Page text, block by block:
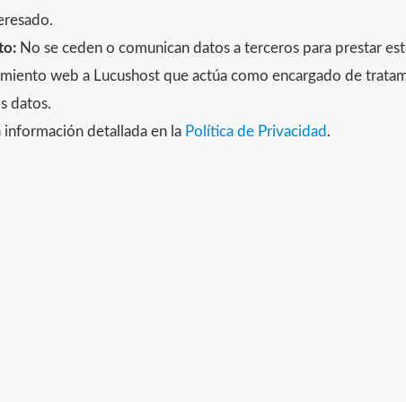
No se ceden o comunican datos a terceros para prestar
web a Lucushost que actúa como encargado de
datos.
detallada en la Política de Privacidad .